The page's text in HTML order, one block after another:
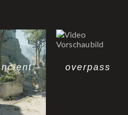
overpass